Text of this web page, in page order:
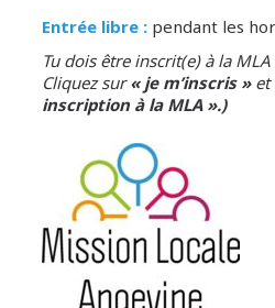
Entrée libre :pendant les
Tu dois être inscrit(e) à la
Cliquez sur« je m’inscris »et
inscription à la MLA ».)